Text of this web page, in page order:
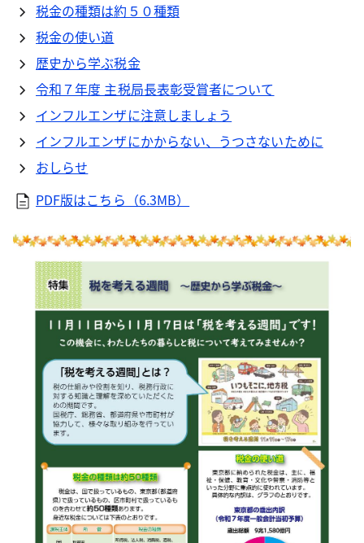
税金の種類は約５０種類
税金の使い道
歴史から学ぶ税金
令和７年度 主税局長表彰受賞者について
インフルエンザに注意しましょう
インフルエンザにかからない、うつさないために
おしらせ
PDF版はこちら（6.3MB）